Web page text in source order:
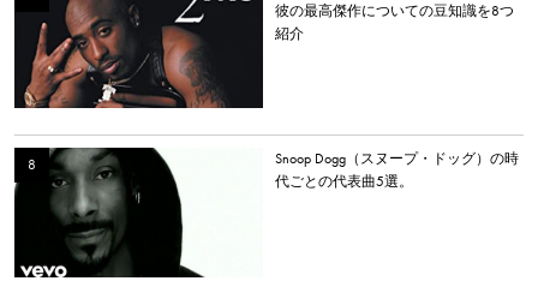
彼の最高傑作についての豆知識を8つ
紹介
Snoop Dogg（スヌープ・ドッグ）の時
代ごとの代表曲5選。